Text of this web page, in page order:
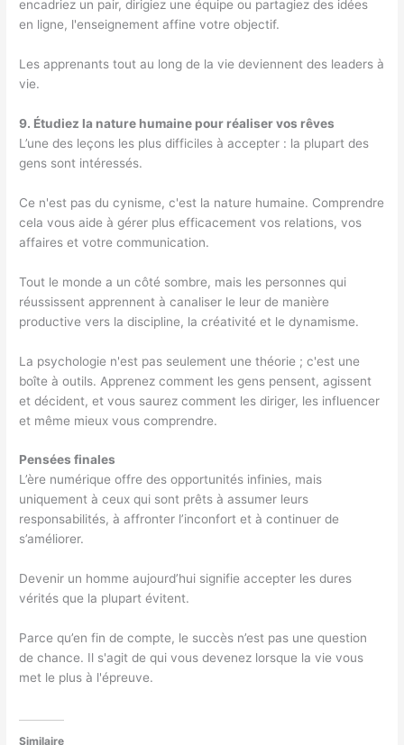
encadriez un pair, dirigiez une équipe ou partagiez des idées
en ligne, l'enseignement affine votre objectif.
Les apprenants tout au long de la vie deviennent des leaders à
vie.
9. Étudiez la nature humaine pour réaliser vos rêves
L’une des leçons les plus difficiles à accepter : la plupart des
gens sont intéressés.
Ce n'est pas du cynisme, c'est la nature humaine. Comprendre
cela vous aide à gérer plus efficacement vos relations, vos
affaires et votre communication.
Tout le monde a un côté sombre, mais les personnes qui
réussissent apprennent à canaliser le leur de manière
productive vers la discipline, la créativité et le dynamisme.
La psychologie n'est pas seulement une théorie ; c'est une
boîte à outils. Apprenez comment les gens pensent, agissent
et décident, et vous saurez comment les diriger, les influencer
et même mieux vous comprendre.
Pensées finales
L’ère numérique offre des opportunités infinies, mais
uniquement à ceux qui sont prêts à assumer leurs
responsabilités, à affronter l’inconfort et à continuer de
s’améliorer.
Devenir un homme aujourd’hui signifie accepter les dures
vérités que la plupart évitent.
Parce qu’en fin de compte, le succès n’est pas une question
de chance. Il s'agit de qui vous devenez lorsque la vie vous
met le plus à l'épreuve.
Similaire